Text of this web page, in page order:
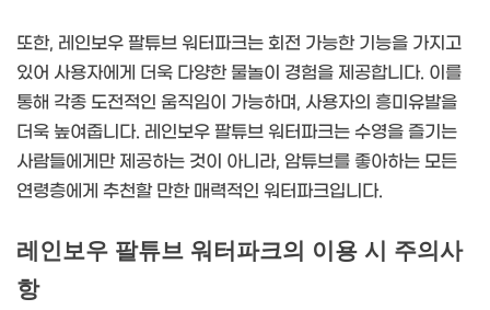
또한, 레인보우 팔튜브 워터파크는 회전 가능한 기능을 가지고
있어 사용자에게 더욱 다양한 물놀이 경험을 제공합니다. 이를
통해 각종 도전적인 움직임이 가능하며, 사용자의 흥미유발을
더욱 높여줍니다. 레인보우 팔튜브 워터파크는 수영을 즐기는
사람들에게만 제공하는 것이 아니라, 암튜브를 좋아하는 모든
연령층에게 추천할 만한 매력적인 워터파크입니다.
레인보우 팔튜브 워터파크의 이용 시 주의사
항